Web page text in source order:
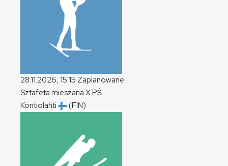
28.11.2026, 15:15 Zaplanowane
Sztafeta mieszana XPŚ
Kontiolahti
(FIN)